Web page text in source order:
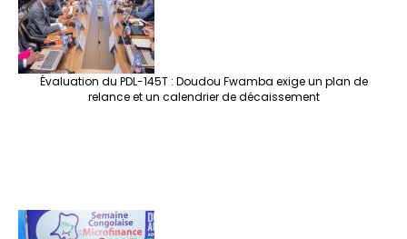
Évaluation du PDL-145T : Doudou Fwamba exige un plan de
relance et un calendrier de décaissement